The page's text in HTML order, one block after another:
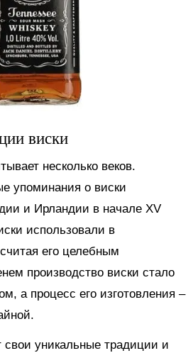
виски
несколько веков.
упоминания о виски
и Ирландии в начале XV
использовали в
его целебным
производство виски стало
а процесс его изготовления –
свои уникальные традиции и